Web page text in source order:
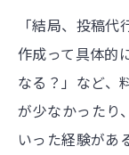
「結局、投稿
作成って具体的
なる？」など、
が少なかったり
いった経験があ